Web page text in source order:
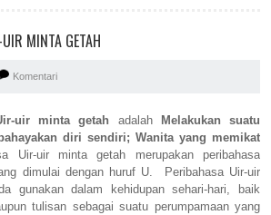
MINTA GETAH
Komentari
uir minta getah adalah
Melakukan suatu
diri sendiri; Wanita yang memikat
Uir-uir minta getah merupakan peribahasa
dimulai dengan huruf U. Peribahasa Uir-uir
gunakan dalam kehidupan sehari-hari, baik
tulisan sebagai suatu perumpamaan yang